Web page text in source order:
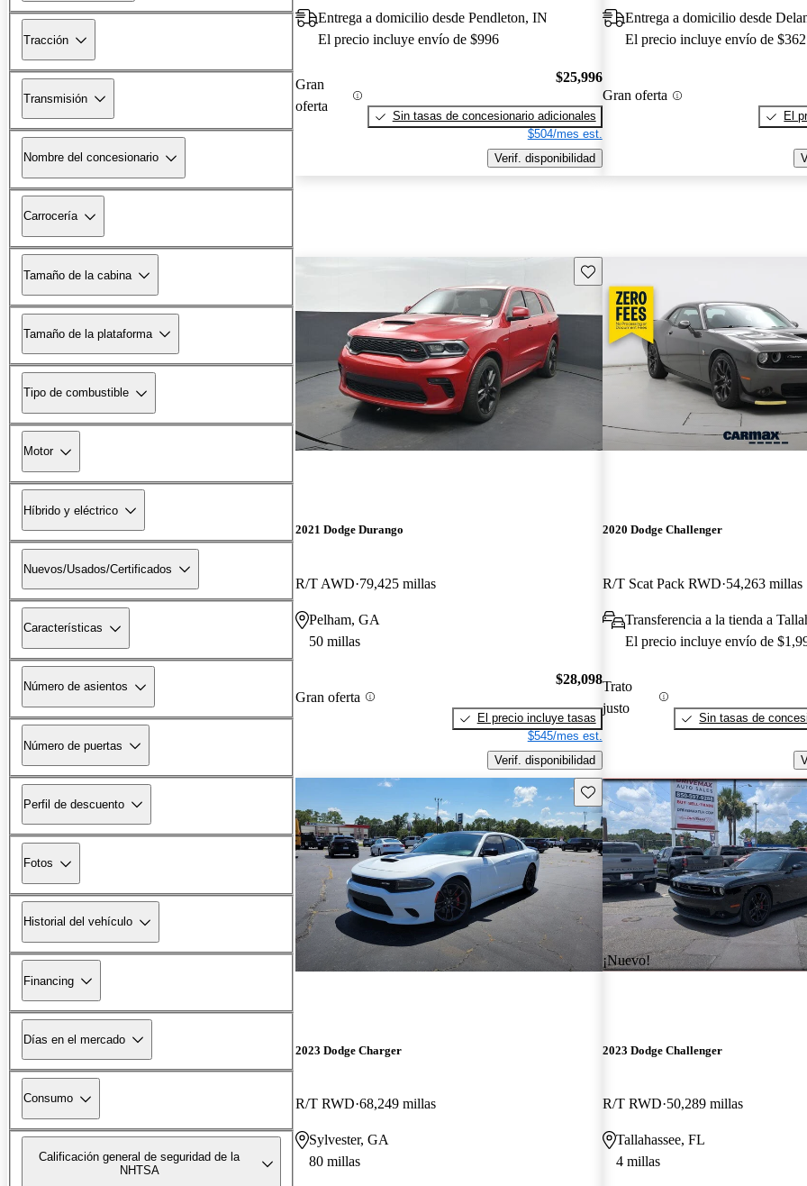
Tracción
Transmisión
Nombre del concesionario
Carrocería
Tamaño de la cabina
Tamaño de la plataforma
Tipo de combustible
Motor
Híbrido y eléctrico
Nuevos/Usados/Certificados
Características
Número de asientos
Número de puertas
Perfil de descuento
Fotos
Historial del vehículo
Financing
Días en el mercado
Consumo
Calificación general de seguridad de la
NHTSA
Entrega a domicilio desde Pendleton, IN
El precio incluye envío de $996
Gran
oferta
$25,996
Sin tasas de concesionario adicionales
$504/mes est.
Verif. disponibilidad
Entrega a domicilio desde
El precio incluye envío de $362
Gran oferta
El
Guarda este Aviso
2021 Dodge Durango
R/T AWD 79,425 millas
Pelham, GA
50 millas
Gran oferta
$28,098
El precio incluye tasas
$545/mes est.
Verif. disponibilidad
2020 Dodge Challenger
R/T Scat Pack RWD 54,263 millas
Transferencia a la tienda a
El precio incluye envío de
Trato
justo
Sin tasas de
Guarda este Aviso
2023 Dodge Charger
R/T RWD 68,249 millas
Sylvester, GA
80 millas
¡Nuevo!
2023 Dodge Challenger
R/T RWD 50,289 millas
Tallahassee, FL
4 millas